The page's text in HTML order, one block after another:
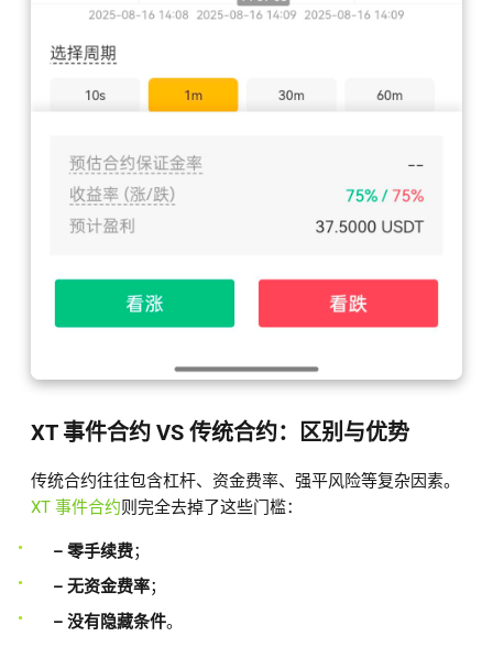
XT 事件合约 VS 传统合约：区别与优势
传统合约往往包含杠杆、资金费率、强平风险等复杂因素。
XT 事件合约则完全去掉了这些门槛：
– 零手续费；
– 无资金费率；
– 没有隐藏条件。